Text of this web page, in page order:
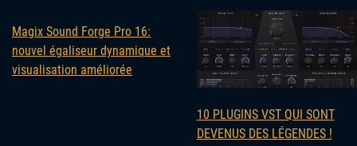
Magix Sound Forge Pro 16:
nouvel égaliseur dynamique et
visualisation améliorée
10 PLUGINS VST QUI SONT
DEVENUS DES LÉGENDES !